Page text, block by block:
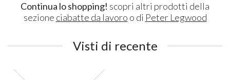
Continua lo shopping! scopri altri prodotti della
sezione ciabatte da lavoro o di Peter Legwood
Visti di recente